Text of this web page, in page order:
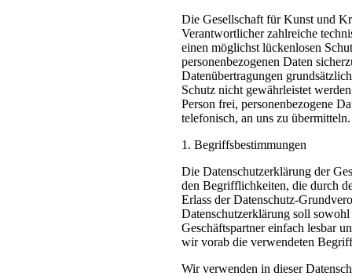
Die Gesellschaft für Kunst und
Verantwortlicher zahlreiche
einen möglichst lückenlosen
personenbezogenen Daten
Datenübertragungen
Schutz nicht gewährleistet
Person frei, personenbezogene
telefonisch, an uns zu übermitteln.
1. Begriffsbestimmungen
Die Datenschutzerklärung der
den Begrifflichkeiten, die durch
Erlass der Datenschutz-
Datenschutzerklärung soll
Geschäftspartner einfach lesbar
wir vorab die verwendeten
Wir verwenden in dieser